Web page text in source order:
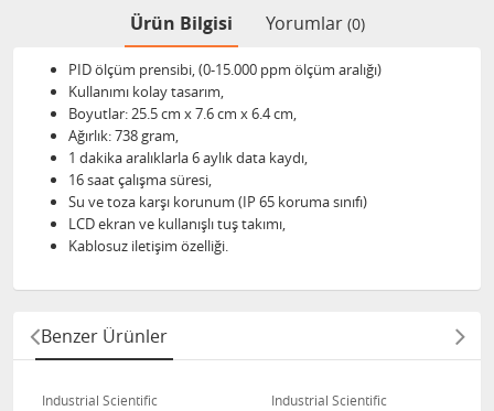
Ürün Bilgisi Yorumlar (0)
PID ölçüm prensibi, (0-15.000 ppm ölçüm aralığı)
Kullanımı kolay tasarım,
Boyutlar: 25.5 cm x 7.6 cm x 6.4 cm,
Ağırlık: 738 gram,
1 dakika aralıklarla 6 aylık data kaydı,
16 saat çalışma süresi,
Su ve toza karşı korunum (IP 65 koruma sınıfı)
LCD ekran ve kullanışlı tuş takımı,
Kablosuz iletişim özelliği.
Benzer Ürünler
Industrial Scientific Industrial Scientific